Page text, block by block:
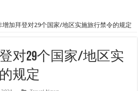
增加拜登对29个国家/地区实施旅行禁令的规定
对29个国家/地区实
规定